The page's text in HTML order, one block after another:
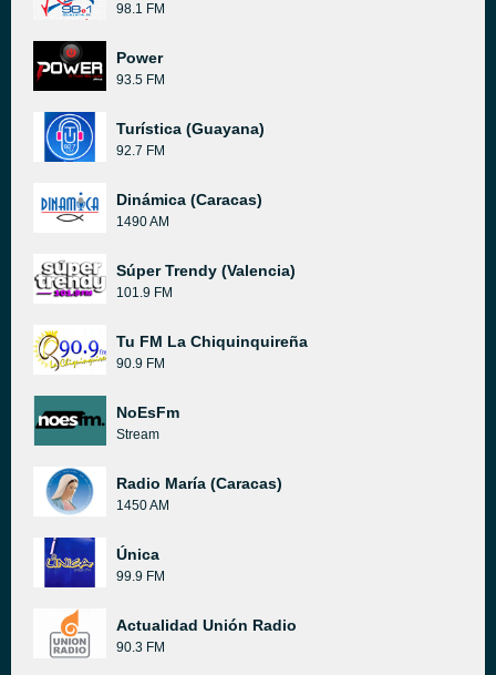
98.1 FM
Power
93.5 FM
Turística (Guayana)
92.7 FM
Dinámica (Caracas)
1490 AM
Súper Trendy (Valencia)
101.9 FM
Tu FM La Chiquinquireña
90.9 FM
NoEsFm
Stream
Radio María (Caracas)
1450 AM
Única
99.9 FM
Actualidad Unión Radio
90.3 FM